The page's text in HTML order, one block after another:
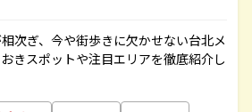
次ぎ、今や街歩きに欠かせない台北メ
きスポットや注目エリアを徹底紹介し